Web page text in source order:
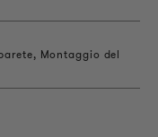
Montaggio del